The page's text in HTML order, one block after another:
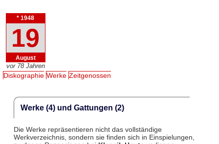
* 1948
19
August
vor 78 Jahren
Diskographie Werke Zeitgenossen
Werke (4) und Gattungen (2)
Die Werke repräsentieren nicht das vollständige
Werkverzeichnis, sondern sie finden sich in Einspielungen,